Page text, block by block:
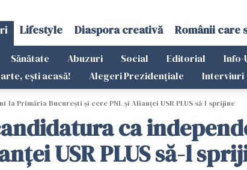
Lifestyle Diaspora creativă Românii care
Sănătate Abuzuri Social Editorial Info-
ești acasă! Alegeri Prezidențiale Interviuri
Primăria București și cere PNL și Alianței USR PLUS să-l sprijine
ca
USR PLUS să-l